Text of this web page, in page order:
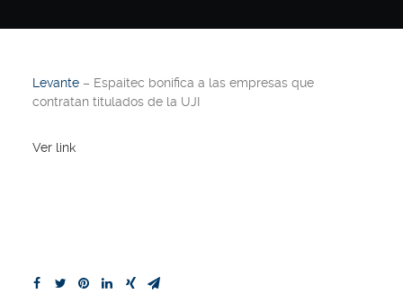
Levante – Espaitec bonifica a las empresas que
contratan titulados de la UJI
Ver link